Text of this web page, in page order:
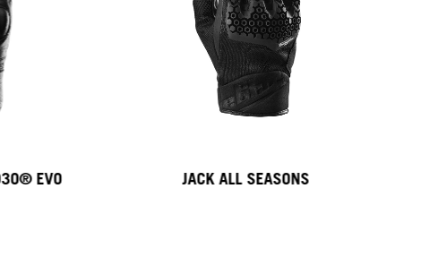
EVO JACK ALL SEASONS